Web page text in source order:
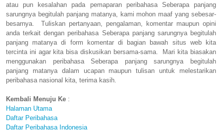
atau pun kesalahan pada pemaparan peribahasa Seberapa panjang
sarungnya begitulah panjang matanya, kami mohon maaf yang sebesar-
besarnya. Tuliskan pertanyaan, pengalaman, komentar maupun opini
anda terkait dengan peribahasa Seberapa panjang sarungnya begitulah
panjang matanya di form komentar di bagian bawah situs web kita
tercinta ini agar kita bisa diskusikan bersama-sama. Mari kita biasakan
menggunakan peribahasa Seberapa panjang sarungnya begitulah
panjang matanya dalam ucapan maupun tulisan untuk melestarikan
peribahasa nasional kita, terima kasih.
Kembali Menuju Ke :
Halaman Utama
Daftar Peribahasa
Daftar Peribahasa Indonesia